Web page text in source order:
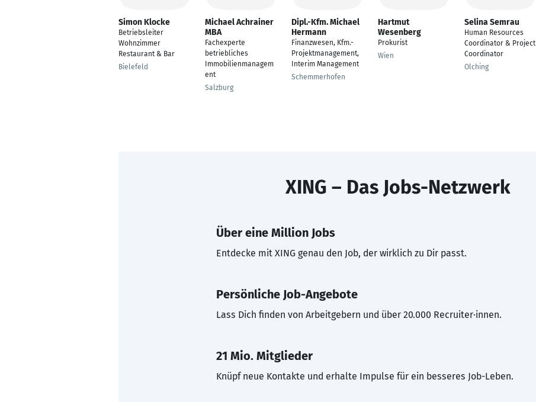
Simon Klocke
Betriebsleiter
Wohnzimmer
Restaurant & Bar
Bielefeld
Michael Achrainer
MBA
Fachexperte
betriebliches
Immobilienmanagem
ent
Salzburg
Dipl.-Kfm. Michael
Hermann
Finanzwesen, Kfm.-
Projektmanagement,
Interim Management
Schemmerhofen
Hartmut
Wesenberg
Prokurist
Wien
Selina Semrau
Human Resources
Coordinator & Project
Coordinator
Olching
XING – Das Jobs-Netzwerk
Über eine Million Jobs
Entdecke mit XING genau den Job, der wirklich zu Dir passt.
Persönliche Job-Angebote
Lass Dich finden von Arbeitgebern und über 20.000 Recruiter·innen.
21 Mio. Mitglieder
Knüpf neue Kontakte und erhalte Impulse für ein besseres Job-Leben.